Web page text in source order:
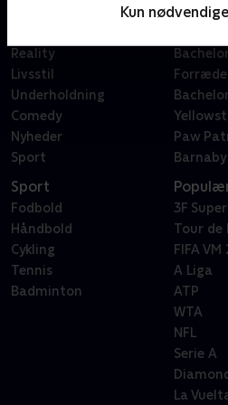
Kun
Reality
Livsstil
Underholdning
Comedy
Nyheder
Sport
Bachelor
Paw
Barnaby
Sport
Fodbold
Håndbold
Cykling
Tennis
Badminton
3F
Tour de
FIFA VM
A Liga
ATP
WTA
NFL
Serie A
La